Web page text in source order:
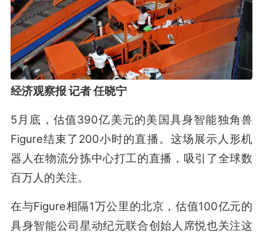
经济观察报 记者 任晓宁
5月底，估值390亿美元的美国具身智能独角兽
Figure结束了200小时的直播。这场展示人形机
器人在物流分拣中心打工的直播，吸引了全球数
百万人的关注。
在与Figure相隔1万公里的北京，估值100亿元的
具身智能公司星动纪元联合创始人席悦也关注这